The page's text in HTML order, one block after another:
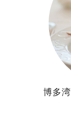
博多湾